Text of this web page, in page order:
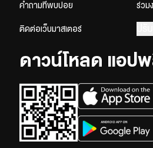
คำถามที่พบบ่อย ร่วม
ติดต่อเว็บมาสเตอร์
ดาวน์โหลด แอป